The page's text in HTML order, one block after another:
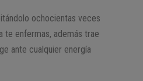
ochocientas veces
te enfermas, además trae
ante cualquier energía